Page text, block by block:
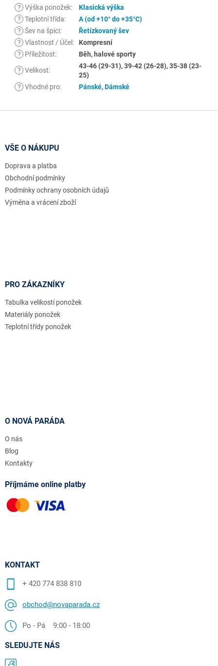
? Výška ponožek:
Klasická výška
? Teplotní třída:
A (od +10° do +35°C)
? Šev na špici:
Řetízkovaný šev
? Vlastnost / Účel :
Kompresní
?
Příležitost: Běh, halové sporty
? Velikost:
43-46 (29-31), 39-42 (26-28), 35-38 (23-
25)
? Vhodné pro: Pánské,Dámské
VŠE O NÁKUPU
Doprava a platba
Obchodní podmínky
Podmínky ochrany osobních údajů
Výměna a vrácení zboží
PRO ZÁKAZNÍKY
Tabulka velikostí ponožek
Materiály ponožek
Teplotní třídy ponožek
O NOVÁ PARÁDA
O nás
Blog
Kontakty
Příjmáme online platby
KONTAKT
+ 420 774 838 810
obchod@novaparada.cz
Po - Pá 9:00 - 18:00
SLEDUJTE NÁS